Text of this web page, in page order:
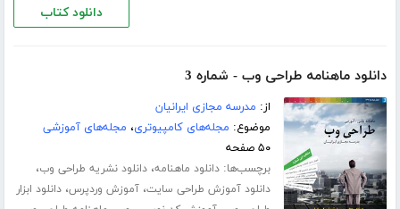
دانلود کتاب
دانلود ماهنامه طراحی وب - شماره 3
از: مدرسه مجازی ایرانیان
موضوع: مجله‌های کامپیوتری، مجله‌های آموزشی
۵۰ صفحه
برچسب‌ها:دانلود ماهنامه،دانلود نشریه طراحی وب،
دانلود آموزش طراحی سایت،آموزش وردپرس،دانلود ابزار